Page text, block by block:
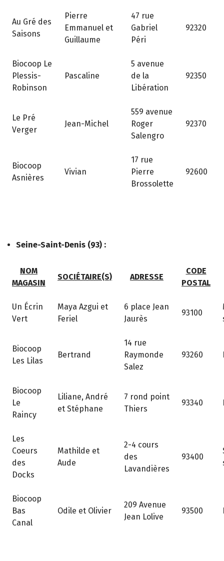
Au Gré des
Saisons
Pierre
Emmanuel et
Guillaume
47 rue
Gabriel
Péri
92320
Biocoop Le
Plessis-
Robinson
Pascaline
5 avenue
de la
Libération
92350
Le Pré
Verger
Jean-Michel
559 avenue
Roger
Salengro
92370
Biocoop
Asnières
Vivian
17 rue
Pierre
Brossolette
92600
Seine-Saint-Denis (93) :
NOM
MAGASIN
SOCIÉTAIRE(S) ADRESSE
CODE
POSTAL
Un Écrin
Vert
Maya Azgui et
Feriel
6 place Jean
Jaurès
93100
Biocoop
Les Lilas
Bertrand
14 rue
Raymonde
Salez
93260
Biocoop
Le
Raincy
Liliane, André
et Stéphane
7 rond point
Thiers
93340
Les
Coeurs
des
Docks
Mathilde et
Aude
2-4 cours
des
Lavandières
93400
Biocoop
Bas
Canal
Odile et Olivier
209 Avenue
Jean Lolive
93500